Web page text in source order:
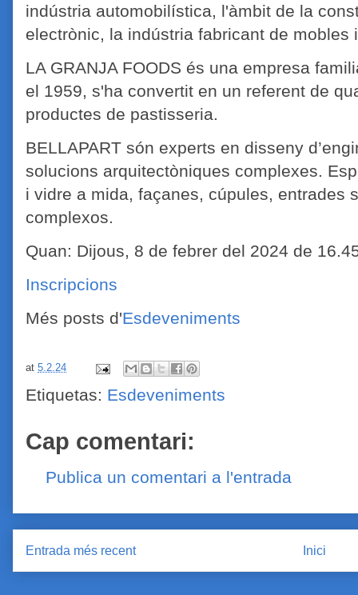
indústria automobilística, l'àmbit de la
electrònic, la indústria fabricant de
LA GRANJA FOODS és una empresa
el 1959, s'ha convertit en un referent de
productes de pastisseria.
BELLAPART són experts en disseny
solucions arquitectòniques complexes.
i vidre a mida, façanes, cúpules, entrades
complexos.
Quan: Dijous, 8 de febrer del 2024 de
Inscripcions
Més posts d'Esdeveniments
at 5.2.24
Etiquetas: Esdeveniments
Cap comentari:
Publica un comentari a l'entrada
Entrada més recent Inici